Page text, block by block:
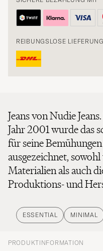
REIBUNGSLOSE
Jeans von Nudie
Jahr 2001 wurde das
für seine
ausgezeichnet,
Materialien als auch
Produktions- und
ESSENTIAL MINIMAL
PRODUKTINFORMATION